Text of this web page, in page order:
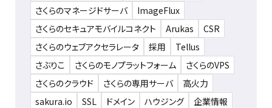
さくらのマネージドサーバ
ImageFlux
さくらのセキュアモバイルコネクト
Arukas
CSR
さくらのウェブアクセラレータ
採用
Tellus
さぶりこ
さくらのモノプラットフォーム
さくらのVPS
さくらのクラウド
さくらの専用サーバ
高火力
sakura.io
SSL ドメイン ハウジング 企業情報